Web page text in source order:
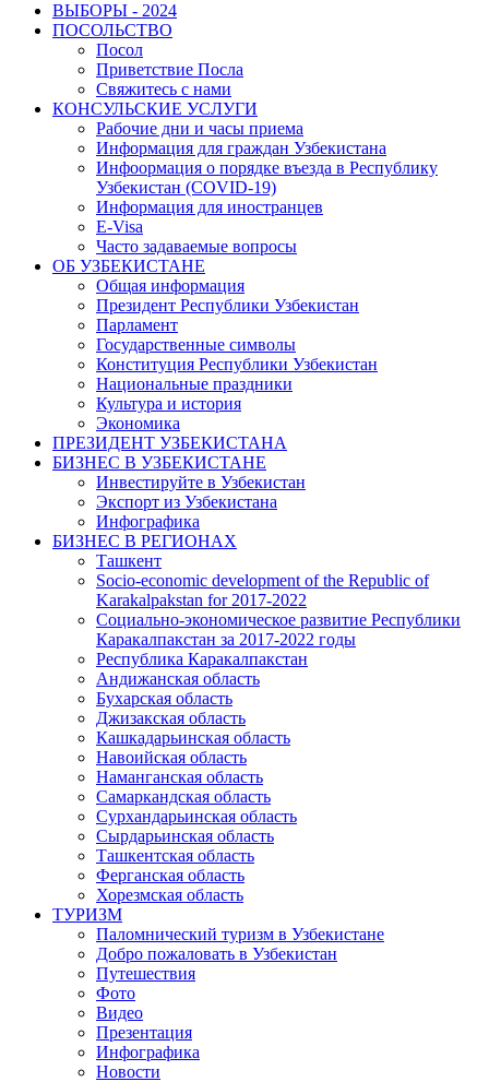
ВЫБОРЫ - 2024
ПОСОЛЬСТВО
Посол
Приветствие Посла
Свяжитесь с нами
КОНСУЛЬСКИЕ УСЛУГИ
Рабочие дни и часы приема
Информация для граждан Узбекистана
Инфоормация о порядке въезда в Республику
Узбекистан (COVID-19)
Информация для иностранцев
E-Visa
Часто задаваемые вопросы
ОБ УЗБЕКИСТАНЕ
Общая информация
Президент Республики Узбекистан
Парламент
Государственные символы
Конституция Республики Узбекистан
Национальные праздники
Культура и история
Экономика
ПРЕЗИДЕНТ УЗБЕКИСТАНА
БИЗНЕС В УЗБЕКИСТАНЕ
Инвестируйте в Узбекистан
Экспорт из Узбекистана
Инфографика
БИЗНЕС В РЕГИОНАХ
Ташкент
Socio-economic development of the Republic of
Karakalpakstan for 2017-2022
Социально-экономическое развитие Республики
Каракалпакстан за 2017-2022 годы
Республика Каракалпакстан
Андижанская область
Бухарская область
Джизакская область
Кашкадарьинская область
Навоийская область
Наманганская область
Самаркандская область
Сурхандарьинская область
Сырдарьинская область
Ташкентская область
Ферганская область
Хорезмская область
ТУРИЗМ
Паломнический туризм в Узбекистане
Добро пожаловать в Узбекистан
Путешествия
Фото
Видео
Презентация
Инфографика
Новости